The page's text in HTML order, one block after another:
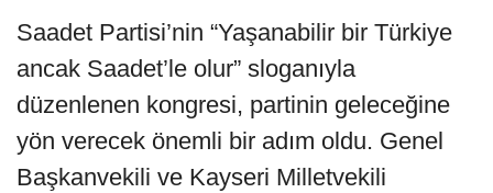
Saadet Partisi’nin “Yaşanabilir bir Türkiye
ancak Saadet’le olur” sloganıyla
düzenlenen kongresi, partinin geleceğine
yön verecek önemli bir adım oldu. Genel
Başkanvekili ve Kayseri Milletvekili